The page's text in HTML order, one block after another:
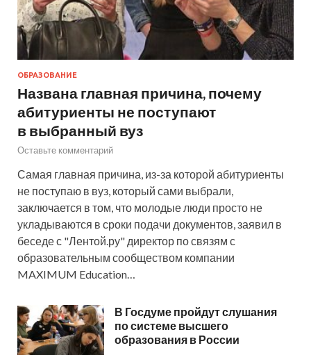
ОБРАЗОВАНИЕ
Названа главная причина, почему
абитуриенты не поступают
в выбранный вуз
Оставьте комментарий
Самая главная причина, из-за которой абитуриенты
не поступаю в вуз, который сами выбрали,
заключается в том, что молодые люди просто не
укладываются в сроки подачи документов, заявил в
беседе с "Лентой.ру" директор по связям с
образовательным сообществом компании
MAXIMUM Education…
В Госдуме пройдут слушания
по системе высшего
образования в России